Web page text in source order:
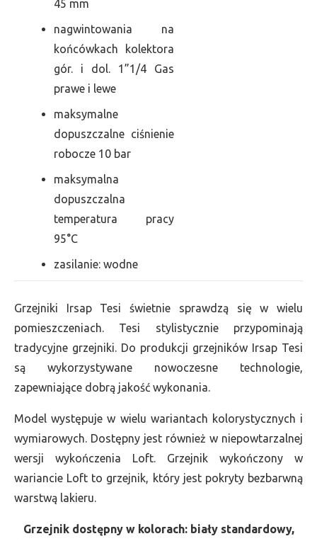
45 mm
nagwintowania na
końcówkach kolektora
gór. i dol. 1”1/4 Gas
prawe i lewe
maksymalne
dopuszczalne ciśnienie
robocze 10 bar
maksymalna
dopuszczalna
temperatura pracy
95°C
zasilanie: wodne
Grzejniki Irsap Tesi świetnie sprawdzą się w wielu
pomieszczeniach. Tesi stylistycznie przypominają
tradycyjne grzejniki. Do produkcji grzejników Irsap Tesi
są wykorzystywane nowoczesne technologie,
zapewniające dobrą jakość wykonania.
Model występuje w wielu wariantach kolorystycznych i
wymiarowych. Dostępny jest również w niepowtarzalnej
wersji wykończenia Loft. Grzejnik wykończony w
wariancie Loft to grzejnik, który jest pokryty bezbarwną
warstwą lakieru.
Grzejnik dostępny w kolorach: biały standardowy,